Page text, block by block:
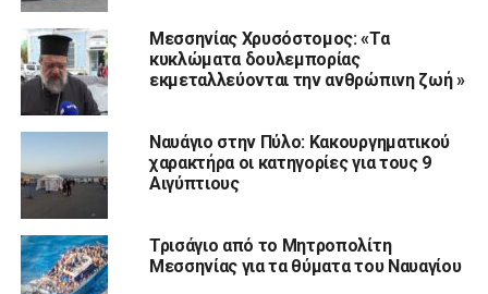
Μεσσηνίας Χρυσόστομος: «Τα
κυκλώματα δουλεμπορίας
εκμεταλλεύονται την ανθρώπινη ζωή »
Ναυάγιο στην Πύλο: Κακουργηματικού
χαρακτήρα οι κατηγορίες για τους 9
Αιγύπτιους
Τρισάγιο από το Μητροπολίτη
Μεσσηνίας για τα θύματα του Ναυαγίου